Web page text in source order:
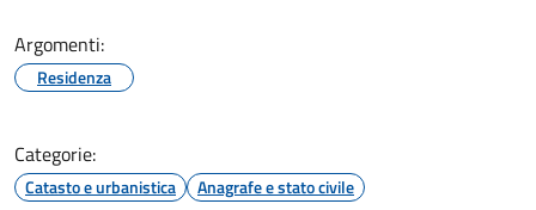
Argomenti:
Residenza
Categorie:
Catasto e urbanistica Anagrafe e stato civile